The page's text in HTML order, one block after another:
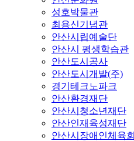
성호박물관
최용신기념관
안산시립예술단
안산시 평생학습관
안산도시공사
안산도시개발(주)
경기테크노파크
안산환경재단
안산시청소년재단
안산인재육성재단
안산시장애인체육회